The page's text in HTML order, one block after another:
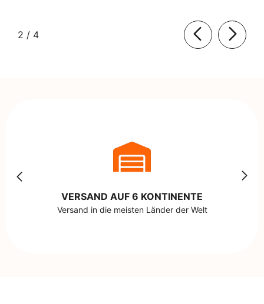
2 / von
4
VERSAND AUF 6 KONTINENTE
Versand in die meisten Länder der Welt